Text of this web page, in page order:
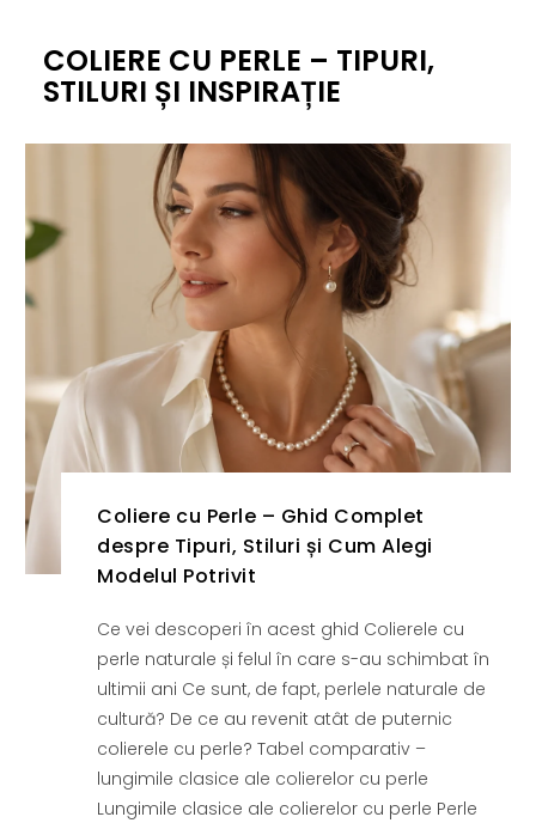
COLIERE CU PERLE – TIPURI,
STILURI ȘI INSPIRAȚIE
Coliere cu Perle – Ghid Complet
despre Tipuri, Stiluri și Cum Alegi
Modelul Potrivit
Ce vei descoperi în acest ghid Colierele cu
perle naturale și felul în care s-au schimbat în
ultimii ani Ce sunt, de fapt, perlele naturale de
cultură? De ce au revenit atât de puternic
colierele cu perle? Tabel comparativ –
lungimile clasice ale colierelor cu perle
Lungimile clasice ale colierelor cu perle Perle